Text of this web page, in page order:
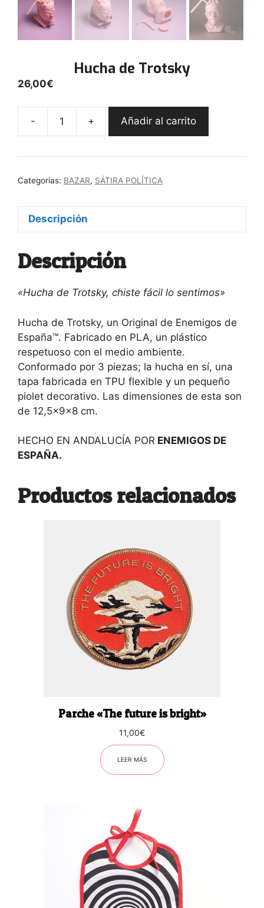
Hucha de Trotsky
26,00€
-
Hucha
Trotsky
+ Añadir al carrito
Categorías: BAZAR, SÁTIRA POLÍTICA
Descripción
Descripción
«Hucha de Trotsky, chiste fácil lo sentimos»
Hucha de Trotsky, un Original de Enemigos de
España™. Fabricado en PLA, un plástico
respetuoso con el medio ambiente.
Conformado por 3 piezas; la hucha en sí, una
tapa fabricada en TPU flexible y un pequeño
piolet decorativo. Las dimensiones de esta son
de 12,5x9x8 cm.
HECHO EN ANDALUCÍA POR ENEMIGOS DE
ESPAÑA.
Productos relacionados
Parche «The future is bright»
11,00€
LEER MÁS